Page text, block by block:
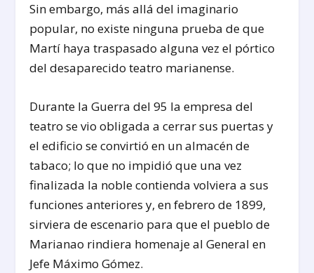
Sin embargo, más allá del imaginario
popular, no existe ninguna prueba de que
Martí haya traspasado alguna vez el pórtico
del desaparecido teatro marianense.
Durante la Guerra del 95 la empresa del
teatro se vio obligada a cerrar sus puertas y
el edificio se convirtió en un almacén de
tabaco; lo que no impidió que una vez
finalizada la noble contienda volviera a sus
funciones anteriores y, en febrero de 1899,
sirviera de escenario para que el pueblo de
Marianao rindiera homenaje al General en
Jefe Máximo Gómez.